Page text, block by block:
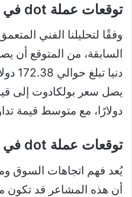
توقعات عملة dot في 2034
السابقة، من المتوقع أن
دولارًا، مع متوسط ​​قيمة تداول تبلغ
توقعات عملة dot في 2040
يُعد فهم اتجاهات السوق
أن هذه المشاعر قد تكون